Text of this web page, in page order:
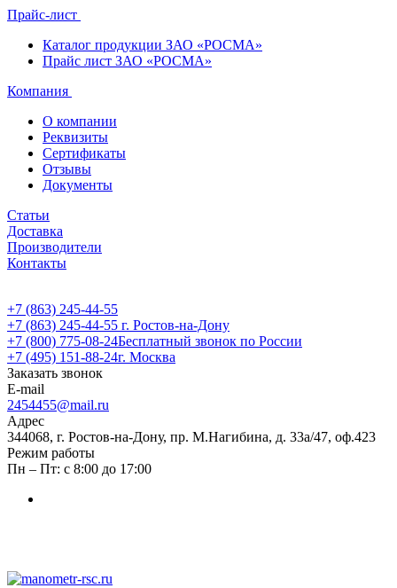
Прайс-лист
Каталог продукции ЗАО «РОСМА»
Прайс лист ЗАО «РОСМА»
Компания
О компании
Реквизиты
Сертификаты
Отзывы
Документы
Статьи
Доставка
Производители
Контакты
+7 (863) 245-44-55
+7 (863) 245-44-55 г. Ростов-на-Дону
+7 (800) 775-08-24Бесплатный звонок по России
+7 (495) 151-88-24г. Москва
Заказать звонок
E-mail
2454455@mail.ru
Адрес
344068, г. Ростов-на-Дону, пр. М.Нагибина, д. 33а/47, оф.423
Режим работы
Пн – Пт: с 8:00 до 17:00